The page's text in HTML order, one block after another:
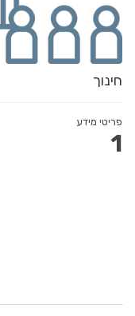
חינוך
פריטי מידע
1